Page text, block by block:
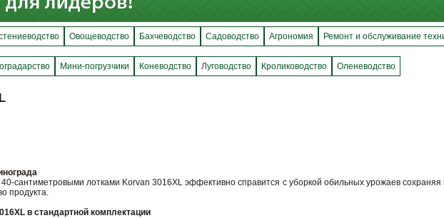
Овощеводство Бахчеводство Садоводство Агрономия Ремонт и обслуживание
Мини-погрузчики Коневодство Луговодство Кролиководство Оленеводство
40-сантиметровыми лотками Korvan 3016XL эффективно справится с уборкой обильных урожаев сохраняя
продукта.
в стандартной комплектации